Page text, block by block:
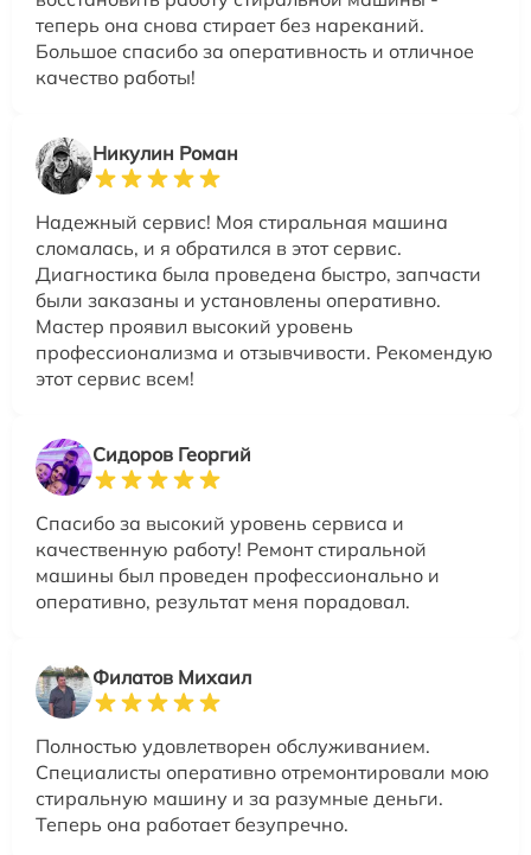
теперь она снова стирает без нареканий.
Большое спасибо за оперативность и отличное
качество работы!
Никулин Роман
Надежный сервис! Моя стиральная машина
сломалась, и я обратился в этот сервис.
Диагностика была проведена быстро, запчасти
были заказаны и установлены оперативно.
Мастер проявил высокий уровень
профессионализма и отзывчивости. Рекомендую
этот сервис всем!
Сидоров Георгий
Спасибо за высокий уровень сервиса и
качественную работу! Ремонт стиральной
машины был проведен профессионально и
оперативно, результат меня порадовал.
Филатов Михаил
Полностью удовлетворен обслуживанием.
Специалисты оперативно отремонтировали мою
стиральную машину и за разумные деньги.
Теперь она работает безупречно.